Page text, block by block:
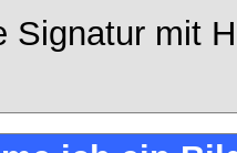
Signatur mit